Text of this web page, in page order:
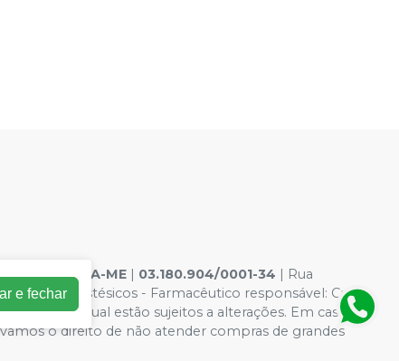
LTDA-ME | 03.180.904/0001-34 | Rua
Anestésicos - Farmacêutico responsável: Caio
da loja virtual estão sujeitos a alterações. Em caso de
o direito de não atender compras de grandes
e fechar